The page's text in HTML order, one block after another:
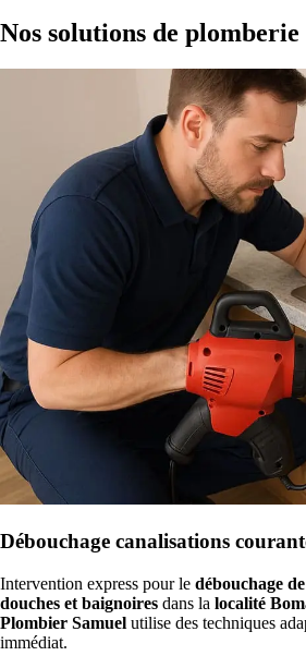
Nos solutions de
Débouchage canalisations
Intervention express pour le débouchage
douches et baignoires dans la localité
Plombier Samuel utilise des techniques
immédiat.